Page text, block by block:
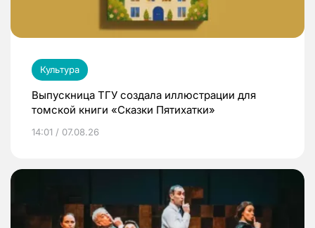
Культура
Выпускница ТГУ создала иллюстрации для
томской книги «Сказки Пятихатки»
14:01 / 07.08.26